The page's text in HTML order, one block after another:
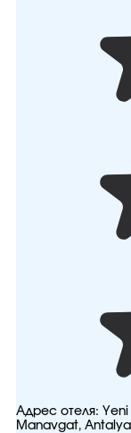
Адрес отеля: Yeni
Manavgat, Antalya/